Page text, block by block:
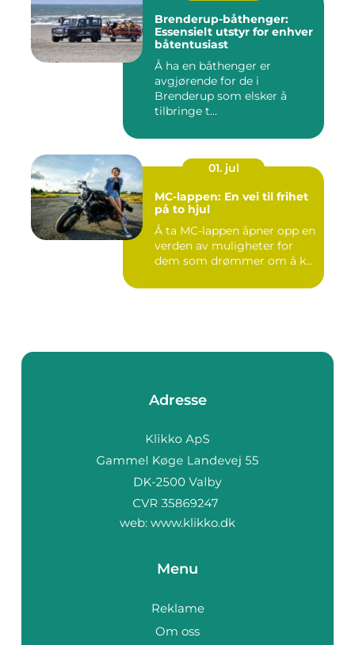
Brenderup-båthenger:
Essensielt utstyr for enhver
båtentusiast
Å ha en båthenger er
avgjørende for de i
Brenderup som elsker å
tilbringe t...
01. jul
MC-lappen: En vei til frihet
på to hjul
Å ta MC-lappen åpner opp en
verden av muligheter for
dem som drømmer om å k...
Adresse
web: www.klikko.dk
Menu
Reklame
Om oss